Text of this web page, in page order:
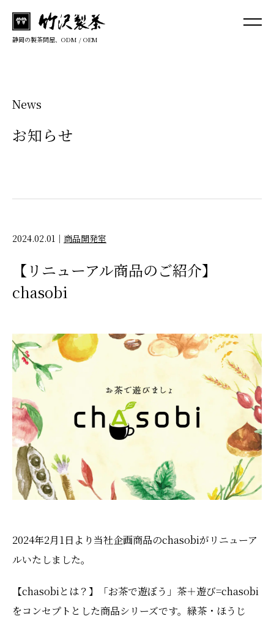
静岡の製茶問屋、ODM / OEM
News
お知らせ
2024.02.01 ｜ 商品開発室
【リニューアル商品のご紹介】
chasobi
2024年2月1日より当社企画商品のchasobiがリニューア
ルいたしました。
【chasobiとは？】「お茶で遊ぼう」茶＋遊び=chasobi
をコンセプトとした商品シリーズです。緑茶・ほうじ